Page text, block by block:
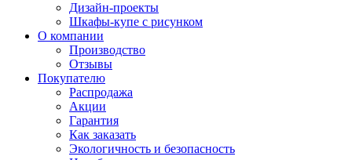
Дизайн-проекты
Шкафы-купе с рисунком
О компании
Производство
Отзывы
Покупателю
Распродажа
Акции
Гарантия
Как заказать
Экологичность и безопасность